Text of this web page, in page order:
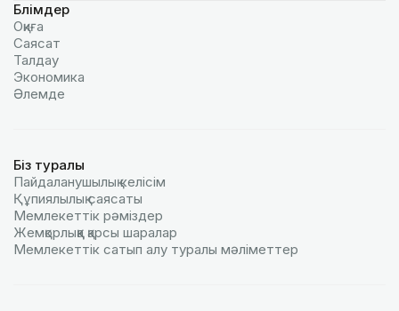
Бөлімдер
Оқиға
Саясат
Талдау
Экономика
Әлемде
Біз туралы
Пайдаланушылық келiciм
Құпиялылық саясаты
Мемлекеттік рәміздер
Жемқорлыққа қарсы шаралар
Мемлекеттік сатып алу туралы мәлiметтер